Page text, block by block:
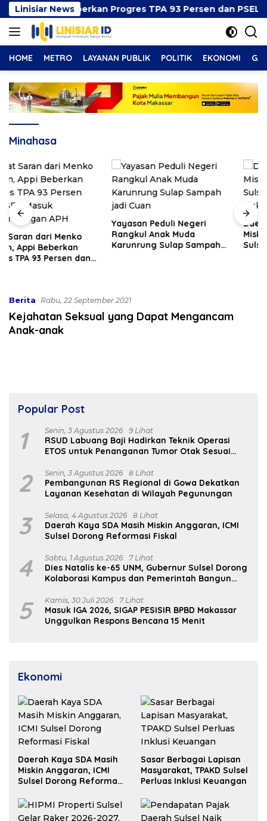
Langsung
ke
konten
Linisiar News
Appi Beberkan Progres TPA 93 Persen dan PSEL
HOME METRO LAYANAN PUBLIK POLITIK EKONOMI
Minahasa
Yayasan Peduli Negeri
Rangkul Anak Muda
Karunrung Sulap Sampah
jadi Cuan
Daerah Kaya SDA Masih
Miskin Anggaran, ICMI
Sulsel Dorong Reformasi
Berita Rabu, 22 September 2021
Kejahatan Seksual yang Dapat Mengancam
Anak-anak
Popular Post
1 Senin, 3 Agustus 2026 9 Lihat
RSUD Labuang Baji Hadirkan Teknik Operasi
ETOS untuk Penanganan Tumor Otak Sesuai
2 Senin, 3 Agustus 2026 8 Lihat
Pembangunan RS Regional di Gowa Dekatkan
Layanan Kesehatan di Wilayah Pegunungan
3 Selasa, 4 Agustus 2026 8 Lihat
Daerah Kaya SDA Masih Miskin Anggaran, ICMI
Sulsel Dorong Reformasi Fiskal
4 Sabtu, 1 Agustus 2026 7 Lihat
Dies Natalis ke-65 UNM, Gubernur Sulsel Dorong
Kolaborasi Kampus dan Pemerintah Bangun
5 Kamis, 30 Juli 2026 7 Lihat
Masuk IGA 2026, SIGAP PESISIR BPBD Makassar
Unggulkan Respons Bencana 15 Menit
Ekonomi
Daerah Kaya SDA Masih
Miskin Anggaran, ICMI
Sulsel Dorong Reformasi
Sasar Berbagai Lapisan
Masyarakat, TPAKD Sulsel
Perluas Inklusi Keuangan